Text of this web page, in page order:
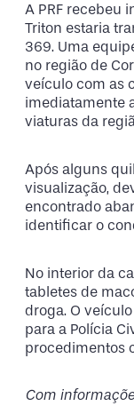
A PRF recebeu
Triton estaria
369. Uma
no região de
veículo com as
imediatamente
viaturas da
Após alguns
visualização,
encontrado
identificar o
No interior da
tabletes de
droga. O
para a Polícia
procedimentos
Com